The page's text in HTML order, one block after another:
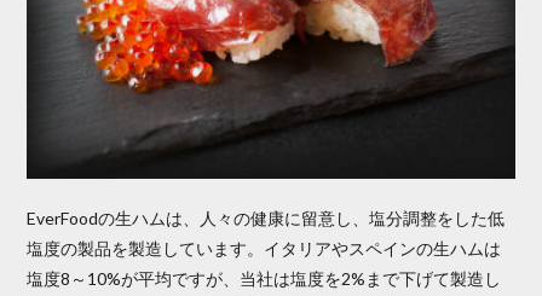
EverFoodの生ハムは、人々の健康に留意し、塩分調整をした低
塩度の製品を製造しています。イタリアやスペインの生ハムは
塩度8～10%が平均ですが、当社は塩度を2%まで下げて製造し